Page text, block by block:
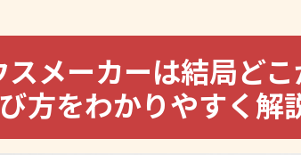
スメーカーは結局ど
方をわかりやすく解